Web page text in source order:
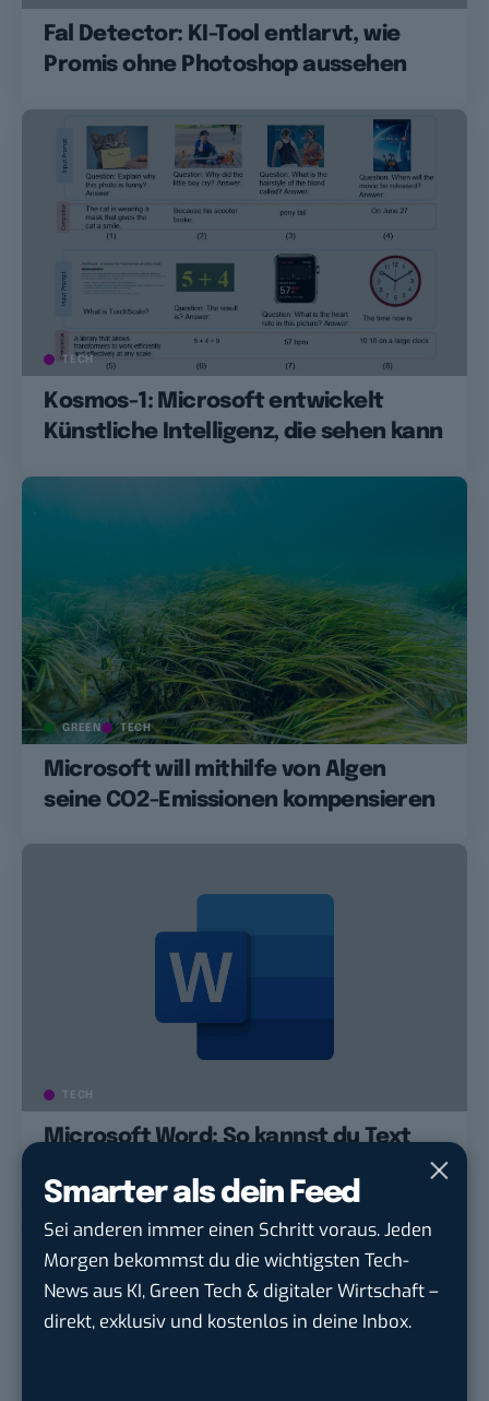
Smarter als dein Feed
Sei anderen immer einen Schritt voraus. Jeden
Morgen bekommst du die wichtigsten Tech-
News aus KI, Green Tech & digitaler Wirtschaft –
direkt, exklusiv und kostenlos in deine Inbox.
Fal Detector: KI-Tool entlarvt, wie
Promis ohne Photoshop aussehen
TECH
Kosmos-1: Microsoft entwickelt
Künstliche Intelligenz, die sehen kann
GREEN TECH
Microsoft will mithilfe von Algen
seine CO2-Emissionen kompensieren
TECH
Microsoft Word: So kannst du Text